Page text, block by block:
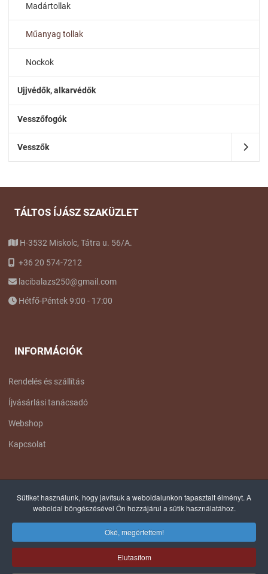
Sütiket használunk, hogy javítsuk a weboldalunkon tapasztalt élményt. A
weboldal böngészésével Ön hozzájárul a sütik használatához.
Oké, megértettem!
Elutasítom
Madártollak
Műanyag tollak
Nockok
Ujjvédők, alkarvédők
Vesszőfogók
Vesszők
TÁLTOS ÍJÁSZ SZAKÜZLET
H-3532 Miskolc, Tátra u. 56/A.
+36 20 574-7212
lacibalazs250@gmail.com
Hétfő-Péntek 9:00 - 17:00
INFORMÁCIÓK
Rendelés és szállítás
Íjvásárlási tanácsadó
Webshop
Kapcsolat